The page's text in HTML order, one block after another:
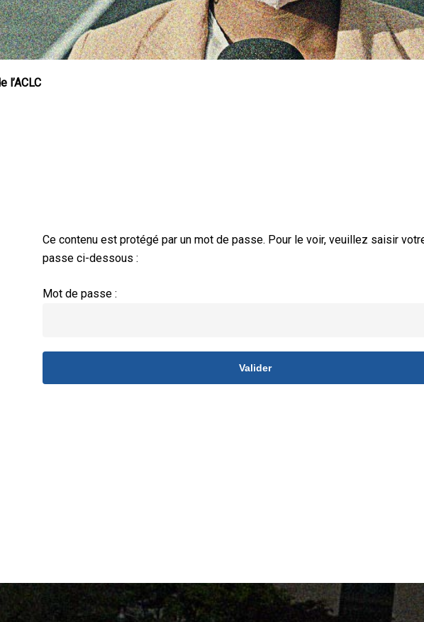
l’ACLC
Ce contenu est protégé par un mot de passe. Pour le voir, veuillez saisir
passe ci-dessous :
Mot de passe :